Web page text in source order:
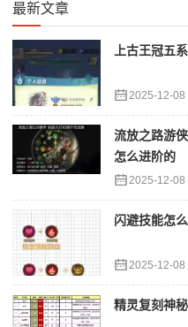
最新文章
上古王冠五
2025-12-08
流放之路游
怎么进阶的
2025-12-08
闪避技能怎
2025-12-08
精灵复刻神